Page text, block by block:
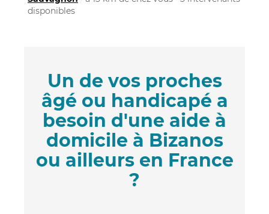
disponibles
Un de vos proches
âgé ou handicapé a
besoin d'une aide à
domicile à Bizanos
ou ailleurs en France
?